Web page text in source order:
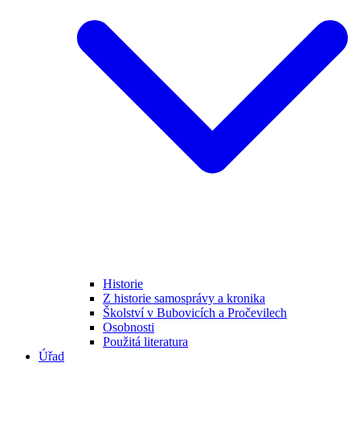
Historie
Z historie samosprávy a kronika
Školství v Bubovicích a Pročevilech
Osobnosti
Použitá literatura
Úřad